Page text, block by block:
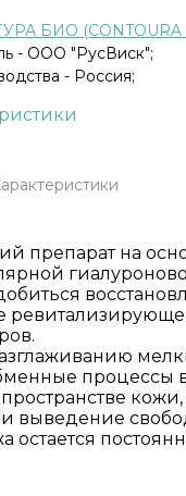
БИО (CONTOURA
- ООО "РусВиск";
- Россия;
препарат на
процессы в
выведение
остается